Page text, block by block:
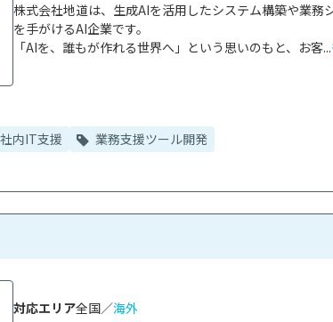
株式会社地道は、生成AIを活用したシステム構築や業務
を手がけるAI企業です。
「AIを、誰もが作れる世界へ」という思いのもと、お客...
内IT支援 業務支援ツール開発
対応エリア全国／海外